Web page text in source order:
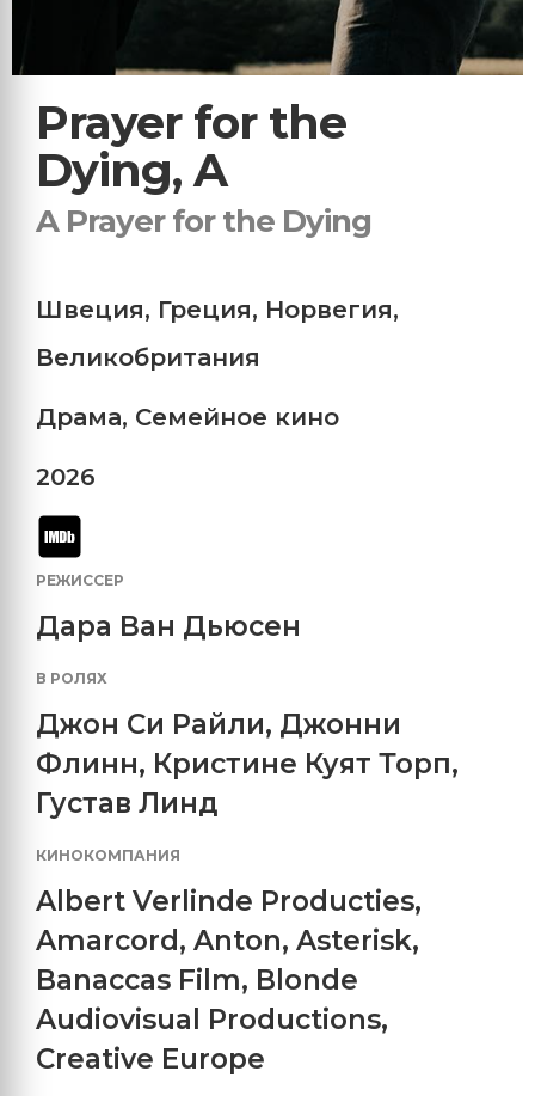
Prayer for the
Dying, A
A Prayer for the Dying
Швеция, Греция, Норвегия,
Великобритания
Драма, Семейное кино
2026
РЕЖИССЕР
Дара Ван Дьюсен
В РОЛЯХ
Джон Си Райли, Джонни
Флинн, Кристине Куят Торп,
Густав Линд
КИНОКОМПАНИЯ
Albert Verlinde Producties,
Amarcord , Anton, Asterisk,
Banaccas Film, Blonde
Audiovisual Productions,
Creative Europe